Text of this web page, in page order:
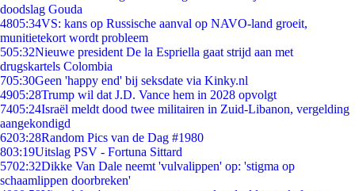
doodslag Gouda
4805:34VS: kans op Russische aanval op NAVO-land groeit,
munitietekort wordt probleem
505:32Nieuwe president De la Espriella gaat strijd aan met
drugskartels Colombia
705:30Geen 'happy end' bij seksdate via Kinky.nl
4905:28Trump wil dat J.D. Vance hem in 2028 opvolgt
7405:24Israël meldt dood twee militairen in Zuid-Libanon, vergelding
aangekondigd
6203:28Random Pics van de Dag #1980
803:19Uitslag PSV - Fortuna Sittard
5702:32Dikke Van Dale neemt 'vulvalippen' op: 'stigma op
schaamlippen doorbreken'